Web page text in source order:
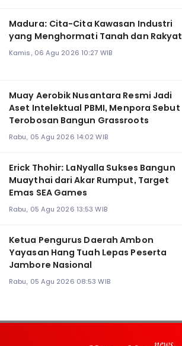
Madura: Cita-Cita Kawasan Industri
yang Menghormati Tanah dan Rakyat
Kamis, 06 Agu 2026 10:27 WIB
Muay Aerobik Nusantara Resmi Jadi
Aset Intelektual PBMI, Menpora Sebut
Terobosan Bangun Grassroots
Rabu, 05 Agu 2026 14:02 WIB
Erick Thohir: LaNyalla Sukses Bangun
Muaythai dari Akar Rumput, Target
Emas SEA Games
Rabu, 05 Agu 2026 13:53 WIB
Ketua Pengurus Daerah Ambon
Yayasan Hang Tuah Lepas Peserta
Jambore Nasional
Rabu, 05 Agu 2026 08:53 WIB